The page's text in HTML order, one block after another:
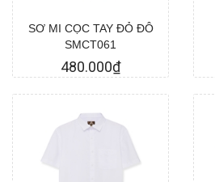
SƠ MI CỌC TAY ĐỎ ĐÔ
SMCT061
480.000₫